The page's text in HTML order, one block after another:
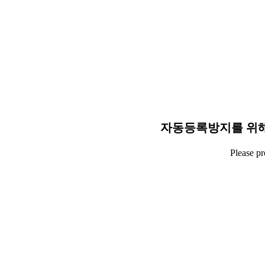
자동등록방지를 위
Please